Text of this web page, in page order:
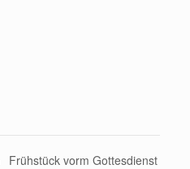
Frühstück vorm Gottesdienst